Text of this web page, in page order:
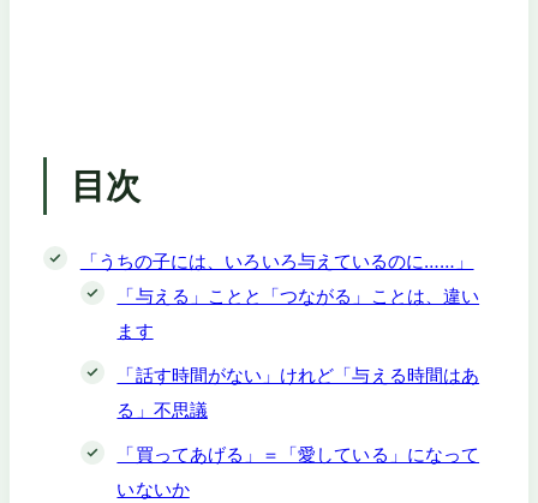
目次
「うちの子には、いろいろ与えているのに……」
「与える」ことと「つながる」ことは、違い
ます
「話す時間がない」けれど「与える時間はあ
る」不思議
「買ってあげる」＝「愛している」になって
いないか